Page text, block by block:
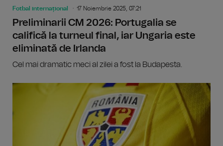
Fotbal internațional 17 Noiembrie 2025, 07:21
Preliminarii CM 2026: Portugalia se
califică la turneul final, iar Ungaria este
eliminată de Irlanda
Cel mai dramatic meci al zilei a fost la Budapesta.